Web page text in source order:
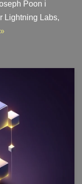
Poon i
Lightning Labs,